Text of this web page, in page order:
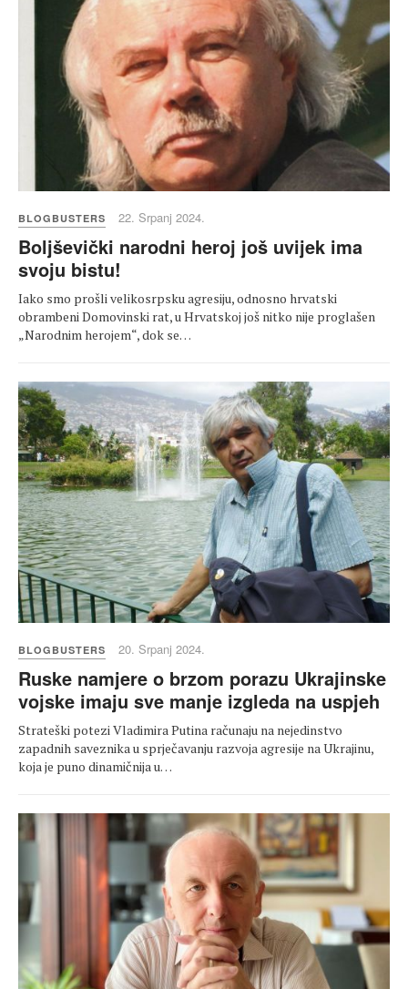
BLOGBUSTERS 22. Srpanj 2024.
Boljševički narodni heroj još uvijek ima
svoju bistu!
Iako smo prošli velikosrpsku agresiju, odnosno hrvatski
obrambeni Domovinski rat, u Hrvatskoj još nitko nije proglašen
„Narodnim herojem“, dok se…
BLOGBUSTERS 20. Srpanj 2024.
Ruske namjere o brzom porazu Ukrajinske
vojske imaju sve manje izgleda na uspjeh
Strateški potezi Vladimira Putina računaju na nejedinstvo
zapadnih saveznika u sprječavanju razvoja agresije na Ukrajinu,
koja je puno dinamičnija u…